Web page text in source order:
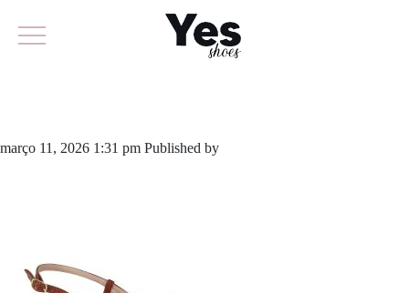
março 11, 2026 1:31 pm Published by